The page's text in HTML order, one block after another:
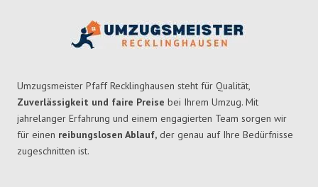
Umzugsmeister Pfaff Recklinghausen steht für Qualität,
Zuverlässigkeit und faire Preise bei Ihrem Umzug. Mit
jahrelanger Erfahrung und einem engagierten Team sorgen wir
für einen reibungslosen Ablauf, der genau auf Ihre Bedürfnisse
zugeschnitten ist.